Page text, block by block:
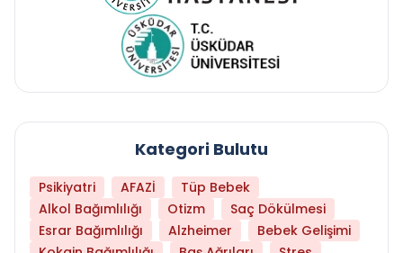
Kategori Bulutu
Psikiyatri AFAZİ
Tüp Bebek
Alkol Bağımlılığı
Otizm
Saç Dökülmesi
Esrar Bağımlılığı
Alzheimer
Bebek Gelişimi